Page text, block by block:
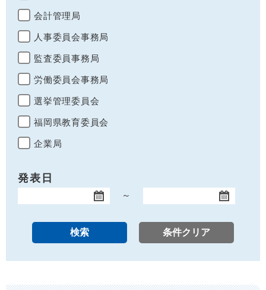
会計管理局
人事委員会事務局
監査委員事務局
労働委員会事務局
選挙管理委員会
福岡県教育委員会
企業局
発表日
開始日
～
終了日